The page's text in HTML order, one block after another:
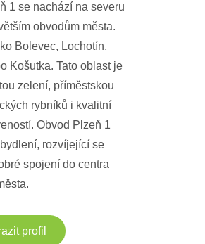
1 se nachází na severu
obvodům města.
Bolevec, Lochotín,
Košutka. Tato oblast je
zelení, příměstskou
rybníků i kvalitní
Obvod Plzeň 1
rozvíjející se
spojení do centra
profil